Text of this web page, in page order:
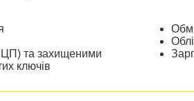
та захищеними
ключів